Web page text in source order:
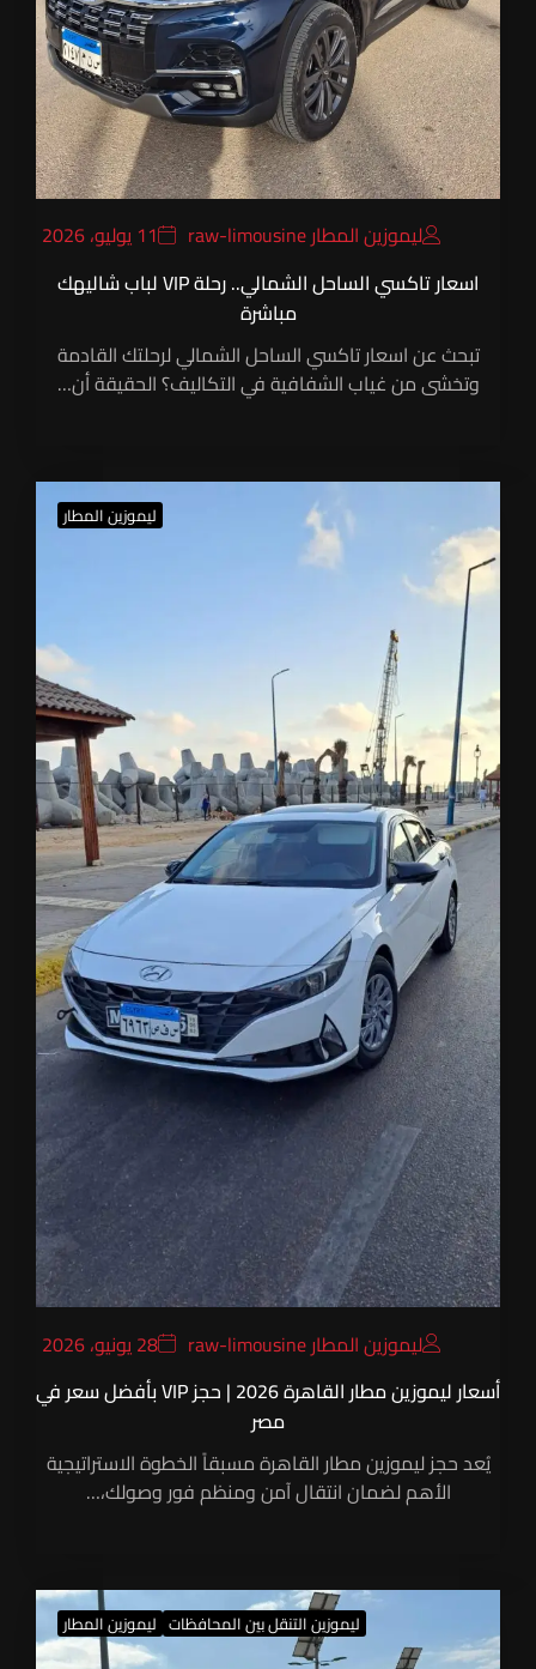
ليموزين المطار raw-limousine
11 يوليو، 2026
اسعار تاكسي الساحل الشمالي.. رحلة VIP لباب شاليهك
مباشرة
تبحث عن اسعار تاكسي الساحل الشمالي لرحلتك القادمة
وتخشى من غياب الشفافية في التكاليف؟ الحقيقة أن…
ليموزين المطار
ليموزين المطار raw-limousine
28 يونيو، 2026
أسعار ليموزين مطار القاهرة 2026 | حجز VIP بأفضل سعر في
مصر
يُعد حجز ليموزين مطار القاهرة مسبقاً الخطوة الاستراتيجية
الأهم لضمان انتقال آمن ومنظم فور وصولك،…
ليموزين التنقل بين المحافظات ليموزين المطار